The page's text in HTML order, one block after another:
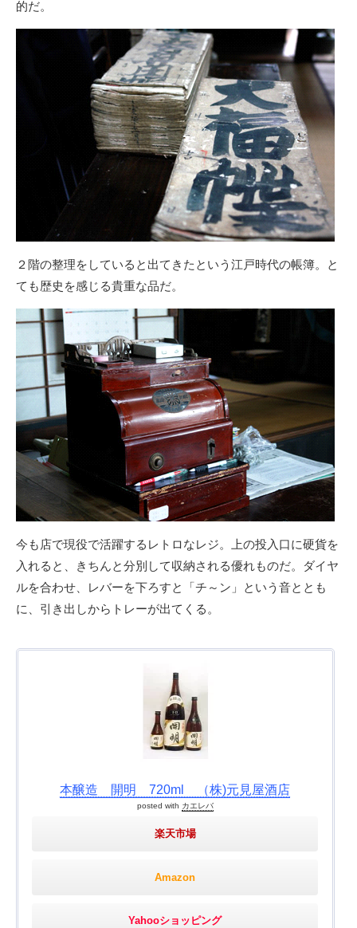
的だ。
２階の整理をしていると出てきたという江戸時代の帳簿。と
ても歴史を感じる貴重な品だ。
今も店で現役で活躍するレトロなレジ。上の投入口に硬貨を
入れると、きちんと分別して収納される優れものだ。ダイヤ
ルを合わせ、レバーを下ろすと「チ～ン」という音ととも
に、引き出しからトレーが出てくる。
本醸造 開明 720ml （株)元見屋酒店
posted with カエレバ
楽天市場
Amazon
Yahooショッピング